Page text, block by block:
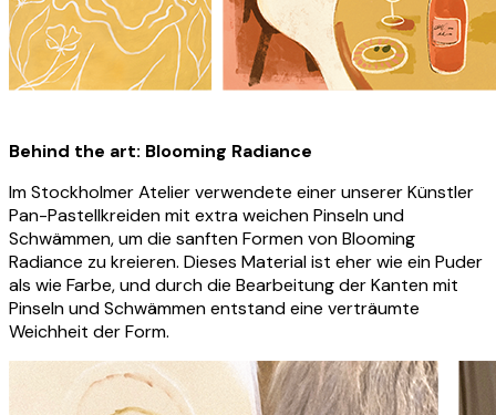
Behind the art: Blooming Radiance
Im Stockholmer Atelier verwendete einer unserer Künstler
Pan-Pastellkreiden mit extra weichen Pinseln und
Schwämmen, um die sanften Formen von Blooming
Radiance zu kreieren. Dieses Material ist eher wie ein Puder
als wie Farbe, und durch die Bearbeitung der Kanten mit
Pinseln und Schwämmen entstand eine verträumte
Weichheit der Form.